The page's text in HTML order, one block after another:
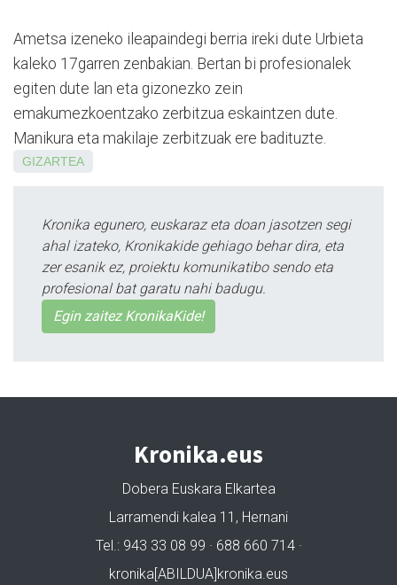
Ametsa izeneko ileapaindegi berria ireki dute Urbieta
kaleko 17garren zenbakian. Bertan bi profesionalek
egiten dute lan eta gizonezko zein
emakumezkoentzako zerbitzua eskaintzen dute.
Manikura eta makilaje zerbitzuak ere badituzte.
GIZARTEA
Kronika egunero, euskaraz eta doan jasotzen segi
ahal izateko, Kronikakide gehiago behar dira, eta
zer esanik ez, proiektu komunikatibo sendo eta
profesional bat garatu nahi badugu.
Egin zaitez KronikaKide!
Kronika.eus
Dobera Euskara Elkartea
Larramendi kalea 11, Hernani
Tel.: 943 33 08 99 · 688 660 714 ·
kronika[ABILDUA]kronika.eus